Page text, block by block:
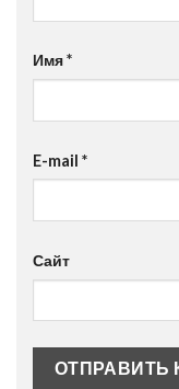
Имя*
E-mail *
Сайт